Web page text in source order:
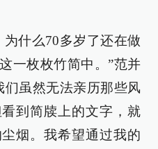
什么70多岁了还在做
一枚枚竹简中。”范并
们虽然无法亲历那些风
到简牍上的文字，就
烟。我希望通过我的